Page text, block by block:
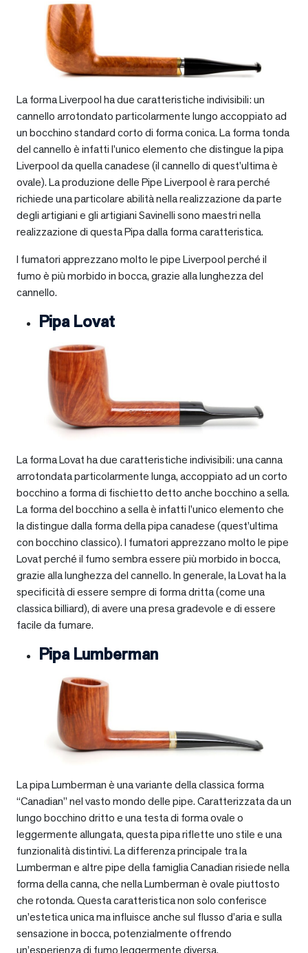
La forma Liverpool ha due caratteristiche indivisibili: un
cannello arrotondato particolarmente lungo accoppiato ad
un bocchino standard corto di forma conica. La forma tonda
del cannello è infatti l’unico elemento che distingue la pipa
Liverpool da quella canadese (il cannello di quest’ultima è
ovale). La produzione delle Pipe Liverpool è rara perché
richiede una particolare abilità nella realizzazione da parte
degli artigiani e gli artigiani Savinelli sono maestri nella
realizzazione di questa Pipa dalla forma caratteristica.
I fumatori apprezzano molto le pipe Liverpool perché il
fumo è più morbido in bocca, grazie alla lunghezza del
cannello.
Pipa Lovat
La forma Lovat ha due caratteristiche indivisibili: una canna
arrotondata particolarmente lunga, accoppiato ad un corto
bocchino a forma di fischietto detto anche bocchino a sella.
La forma del bocchino a sella è infatti l’unico elemento che
la distingue dalla forma della pipa canadese (quest’ultima
con bocchino classico). I fumatori apprezzano molto le pipe
Lovat perché il fumo sembra essere più morbido in bocca,
grazie alla lunghezza del cannello. In generale, la Lovat ha la
specificità di essere sempre di forma dritta (come una
classica billiard), di avere una presa gradevole e di essere
facile da fumare.
Pipa Lumberman
La pipa Lumberman è una variante della classica forma
“Canadian” nel vasto mondo delle pipe. Caratterizzata da un
lungo bocchino dritto e una testa di forma ovale o
leggermente allungata, questa pipa riflette uno stile e una
funzionalità distintivi. La differenza principale tra la
Lumberman e altre pipe della famiglia Canadian risiede nella
forma della canna, che nella Lumberman è ovale piuttosto
che rotonda. Questa caratteristica non solo conferisce
un’estetica unica ma influisce anche sul flusso d’aria e sulla
sensazione in bocca, potenzialmente offrendo
un’esperienza di fumo leggermente diversa.